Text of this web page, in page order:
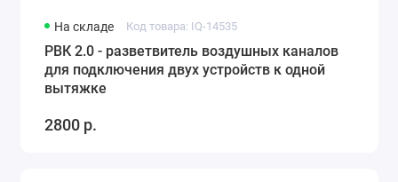
На складе Код товара: IQ-14535
РВК 2.0 - разветвитель воздушных каналов
для подключения двух устройств к одной
вытяжке
2800 р.